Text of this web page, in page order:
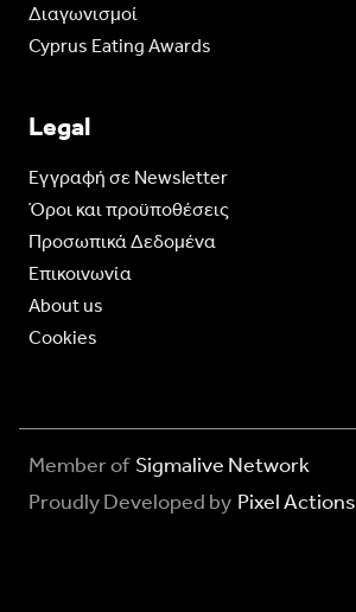
Διαγωνισμοί
Cyprus Eating Awards
Legal
Eγγραφή σε Newsletter
Όροι και προϋποθέσεις
Προσωπικά Δεδομένα
Επικοινωνία
About us
Cookies
Member of Sigmalive Network
Proudly Developed by Pixel Actions